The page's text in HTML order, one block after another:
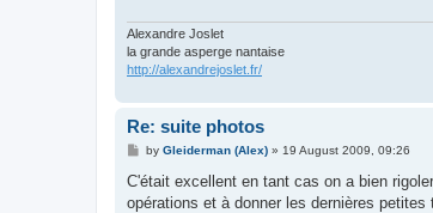
Alexandre Joslet
la grande asperge nantaise
http://alexandrejoslet.fr/
Re: suite photos
P
s
by Gleiderman (Alex)» 19 August 2009, 09:26
C'était excellent en tant cas on a bien
opérations et à donner les dernières